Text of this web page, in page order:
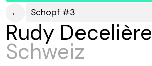
←
Schopf #3
Rudy Decelière
Schweiz